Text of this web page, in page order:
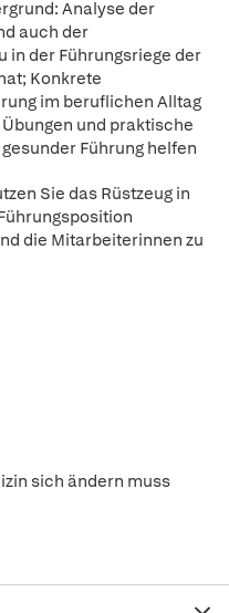
Analyse der
auch der
in der Führungsriege der
Konkrete
im beruflichen Alltag
und praktische
Führung helfen
Sie das Rüstzeug in
die Mitarbeiterinnen zu
sich ändern muss